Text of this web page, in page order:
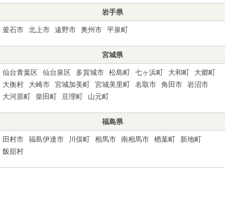
岩手県
釜石市 北上市 遠野市 奥州市 平泉町
宮城県
仙台青葉区 仙台泉区 多賀城市 松島町 七ヶ浜町 大和町
大郷町
大衡村
大崎市 宮城加美町 宮城美里町 名取市 角田市
岩沼市
大河原町
柴田町 亘理町 山元町
福島県
田村市 福島伊達市 川俣町 相馬市 南相馬市 楢葉町
新地町
飯舘村